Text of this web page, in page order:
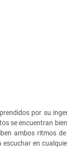
por su
se encuentran
ambos ritmos
escuchar en